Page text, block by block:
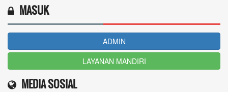
MASUK
ADMIN
LAYANAN MANDIRI
MEDIA SOSIAL